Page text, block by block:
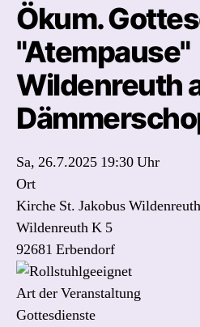
Ökum.
"Atempause"
Wildenreuth
Sa, 26.7.2025 19:30 Uhr
Ort
Kirche St. Jakobus Wildenreuth
Wildenreuth K 5
92681 Erbendorf
Art der Veranstaltung
Gottesdienste